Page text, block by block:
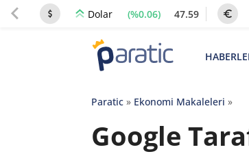
Dolar (%0.06) 47.59
Paratic» Ekonomi Makaleleri »
Google